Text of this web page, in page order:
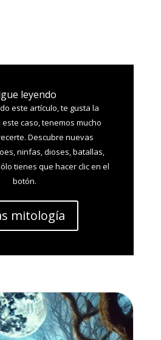
leyendo
este artículo, te gusta la
este caso, tenemos mucho
Descubre nuevas
ninfas, dioses, batallas,
tienes que hacer clic en el
botón.
mitología